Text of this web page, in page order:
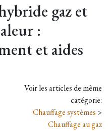
gaz et
:
et aides
Voir les articles de même
catégorie:
Chauffage systèmes >
Chauffage au gaz